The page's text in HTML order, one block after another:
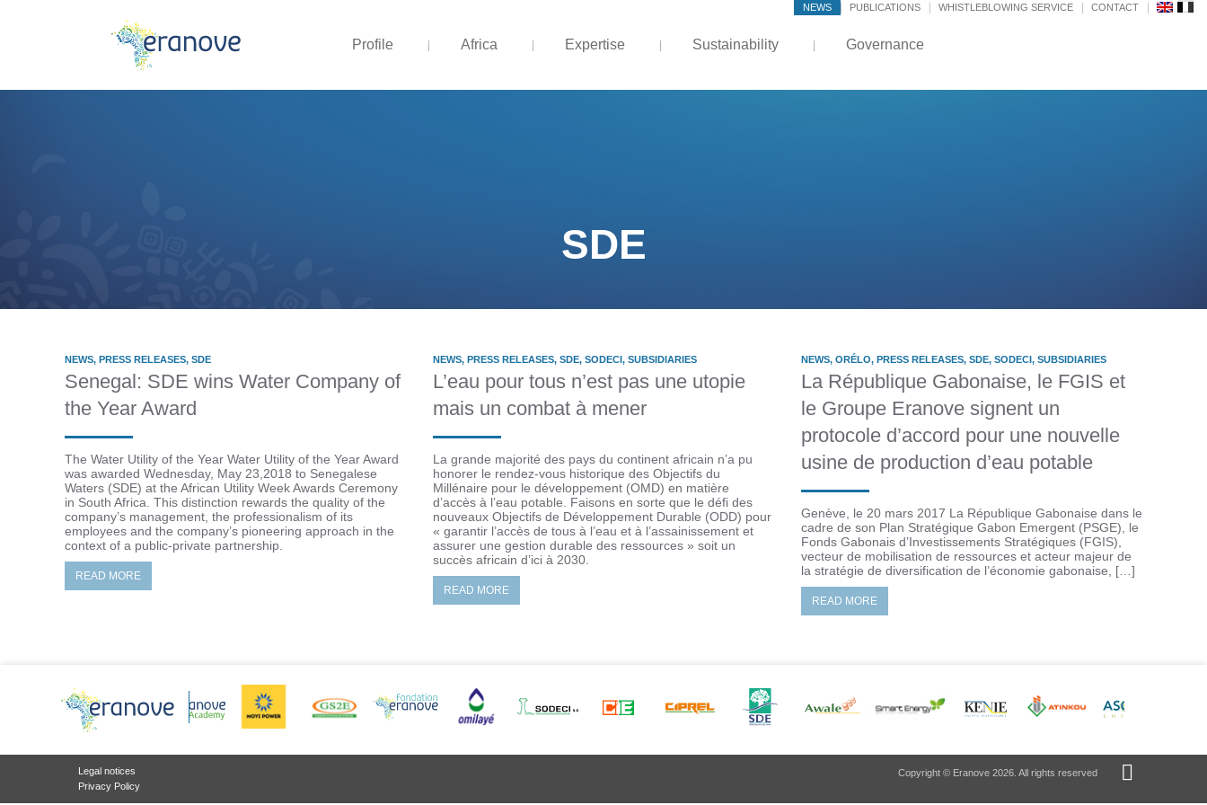
NEWS PUBLICATIONS WHISTLEBLOWING SERVICE CONTACT
Profile Africa Expertise Sustainability Governance
SDE
NEWS, PRESS RELEASES, SDE
Senegal: SDE wins Water Company of
the Year Award
The Water Utility of the Year Water Utility of the Year Award
was awarded Wednesday, May 23,2018 to Senegalese
Waters (SDE) at the African Utility Week Awards Ceremony
in South Africa. This distinction rewards the quality of the
company’s management, the professionalism of its
employees and the company’s pioneering approach in the
context of a public-private partnership.
READ MORE
NEWS, PRESS RELEASES, SDE, SODECI, SUBSIDIARIES
L’eau pour tous n’est pas une utopie
mais un combat à mener
La grande majorité des pays du continent africain n’a pu
honorer le rendez-vous historique des Objectifs du
Millénaire pour le développement (OMD) en matière
d’accès à l’eau potable. Faisons en sorte que le défi des
nouveaux Objectifs de Développement Durable (ODD) pour
« garantir l’accès de tous à l’eau et à l’assainissement et
assurer une gestion durable des ressources » soit un
succès africain d’ici à 2030.
READ MORE
NEWS, ORÉLO, PRESS RELEASES, SDE, SODECI, SUBSIDIARIES
La République Gabonaise, le FGIS et
le Groupe Eranove signent un
protocole d’accord pour une nouvelle
usine de production d’eau potable
Genève, le 20 mars 2017 La République Gabonaise dans le
cadre de son Plan Stratégique Gabon Emergent (PSGE), le
Fonds Gabonais d’Investissements Stratégiques (FGIS),
vecteur de mobilisation de ressources et acteur majeur de
la stratégie de diversification de l’économie gabonaise, […]
READ MORE
Legal notices
Privacy Policy
Copyright © Eranove 2026. All rights reserved